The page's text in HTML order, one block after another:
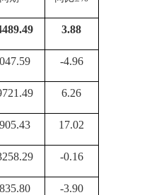
3.88
-4.96
6.26
17.02
-0.16
-3.90